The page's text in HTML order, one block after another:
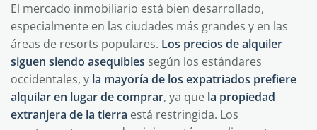
El mercado inmobiliario está bien desarrollado,
especialmente en las ciudades más grandes y en las
áreas de resorts populares. Los precios de alquiler
siguen siendo asequibles según los estándares
occidentales, y la mayoría de los expatriados prefiere
alquilar en lugar de comprar, ya que la propiedad
extranjera de la tierra está restringida. Los